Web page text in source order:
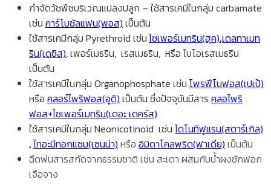
กำจัดวัชพืชบริเวณแปลงปลูก – ใช้สารเคมีในกลุ่ม carbamate
เช่น คาร์โบซัลแฟน(พอส) เป็นต้น
ใช้สารเคมีกลุ่ม Pyrethroid เช่นไซเพอร์เมทริน(ฮุค),เดลทาเมท
ริน(เดซิส), เพอร์เมธริน, เรสเมธริน, หรือ ไบโอเรสเมธริน
เป็นต้น
ใช้สารเคมีในกลุ่ม Organophosphate เช่น โพรฟีโนฟอส(เปเป้)
หรือ คลอร์ไพริฟอส(อูดิ) เป็นต้น ซึ่งปัจจุบันมีสาร คลอไพริ
ฟอส+ไซเพอร์เมทริน(เดอะ เดครัส)
ใช้สารเคมีในกลุ่ม Neonicotinoid เช่น ไดโนทีฟูแรน(สตาร์เกิล)
,ไทอะมีทอกแซม(เซนน่า) หรือ อิมิดาโคลพริด(ฟาเดีย) เป็นต้น
ฉีดพ่นสารสกัดจากธรรมชาติ เช่น สะเดา ผสมกับน้ำผงซักฟอก
เจือจาง